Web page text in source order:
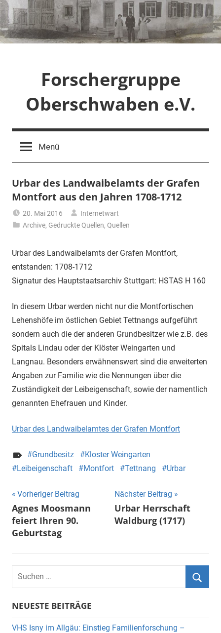
Zum
Inhalt
springen
Forschergruppe
Oberschwaben e.V.
Menü
Urbar des Landwaibelamts der Grafen
Montfort aus den Jahren 1708-1712
20. Mai 2016
Internetwart
Archive, Gedruckte Quellen,Quellen
Urbar des Landwaibelamts der Grafen Montfort,
entstanden: 1708-1712
Signatur des Hauptstaatsarchiv Stuttgart: HSTAS H 160
In diesem Urbar werden nicht nur die Montfortischen
Lehenshöfe im östlichen Gebiet Tettnangs aufgeführt
sondern auch die der anderen Grundbesitzer wie z.B. des
Spitals Lindau oder der Klöster Weingarten und
Langnau. Besonders erwähnenswert sind die erweiterten
Angaben zur Familie wie die Nennungen über die
Zuständigkeit der Leibeigenschaft, sowie der namentlich
genannten Ehefrauen und Kinder.
Urbar des Landwaibelamtes der Grafen Montfort
Grundbesitz
Kloster Weingarten
Leibeigenschaft
Montfort Tettnang Urbar
Beitragsnavigation
Vorheriger Beitrag
Agnes Moosmann
feiert Ihren 90.
Geburtstag
Nächster Beitrag
Urbar Herrschaft
Waldburg (1717)
Suchen
NEUESTE BEITRÄGE
VHS Isny im Allgäu: Einstieg Familienforschung –